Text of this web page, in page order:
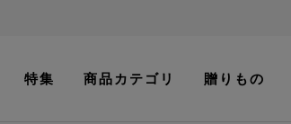
特集 商品カテゴリ 贈りもの